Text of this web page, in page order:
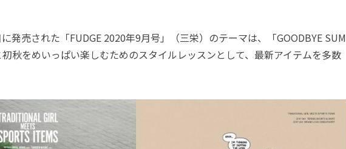
発売された「FUDGE 2020年9月号」（三栄）のテーマは、「GOODBYE SUM
初秋をめいっぱい楽しむためのスタイルレッスンとして、最新アイテムを多数